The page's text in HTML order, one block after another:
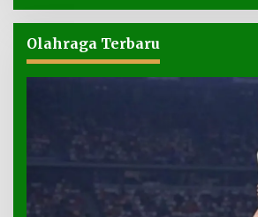
Olahraga Terbaru